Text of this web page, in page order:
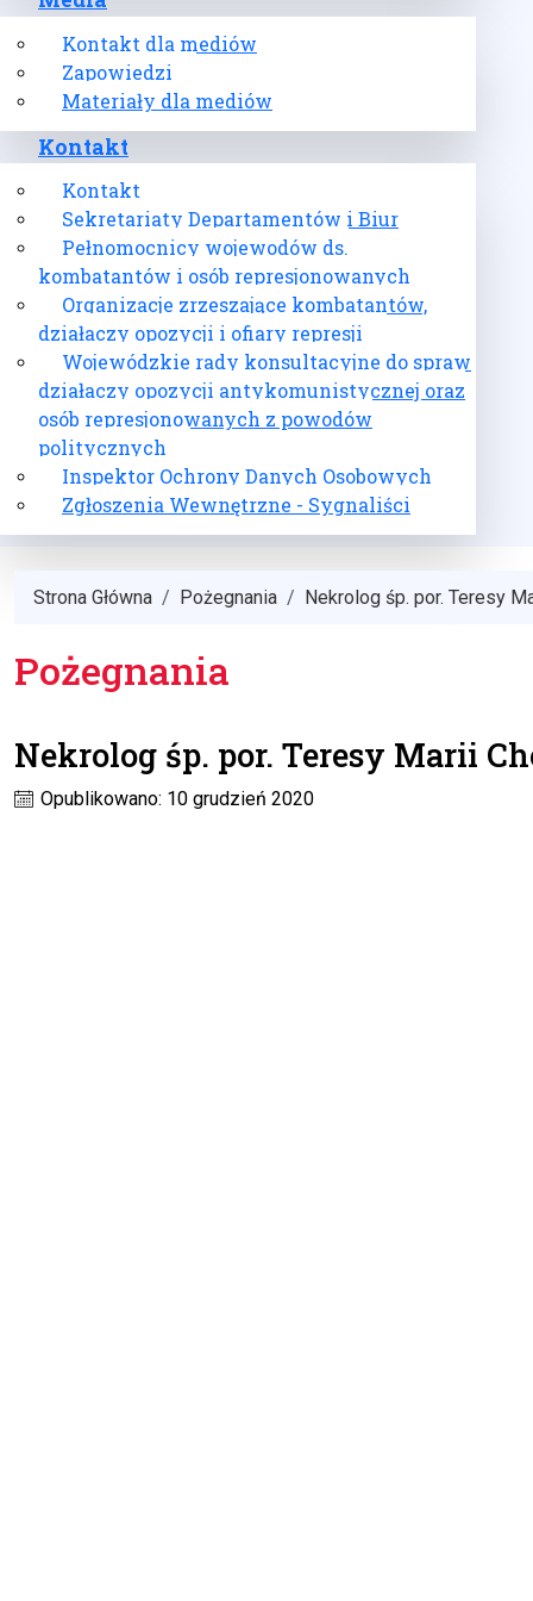
Kontakt dla mediów
Zapowiedzi
Materiały dla mediów
Kontakt
Kontakt
Sekretariaty Departamentów i Biur
Pełnomocnicy wojewodów ds.
kombatantów i osób represjonowanych
Organizacje zrzeszające kombatantów,
działaczy opozycji i ofiary represji
Wojewódzkie rady konsultacyjne do spraw
działaczy opozycji antykomunistycznej oraz
osób represjonowanych z powodów
politycznych
Inspektor Ochrony Danych Osobowych
Zgłoszenia Wewnętrzne - Sygnaliści
Strona Główna Pożegnania Nekrolog śp. por. Teresy
Pożegnania
Nekrolog śp. por. Teresy Marii
Opublikowano: 10 grudzień 2020